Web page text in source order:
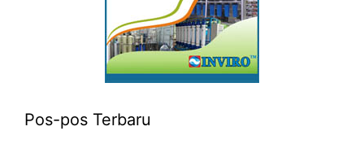
Pos-pos Terbaru